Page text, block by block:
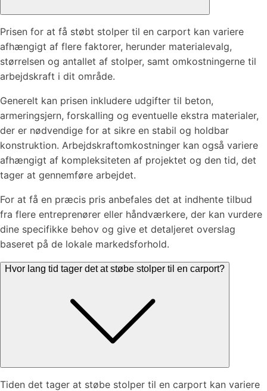
Prisen for at få støbt stolper til en carport kan variere
afhængigt af flere faktorer, herunder materialevalg,
størrelsen og antallet af stolper, samt omkostningerne til
arbejdskraft i dit område.
Generelt kan prisen inkludere udgifter til beton,
armeringsjern, forskalling og eventuelle ekstra materialer,
der er nødvendige for at sikre en stabil og holdbar
konstruktion. Arbejdskraftomkostninger kan også variere
afhængigt af kompleksiteten af projektet og den tid, det
tager at gennemføre arbejdet.
For at få en præcis pris anbefales det at indhente tilbud
fra flere entreprenører eller håndværkere, der kan vurdere
dine specifikke behov og give et detaljeret overslag
baseret på de lokale markedsforhold.
Hvor lang tid tager det at støbe stolper til en carport?
Tiden det tager at støbe stolper til en carport kan variere